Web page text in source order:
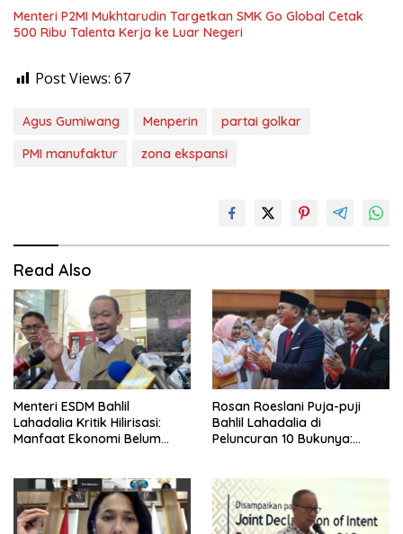
Menteri P2MI Mukhtarudin Targetkan SMK Go Global Cetak
500 Ribu Talenta Kerja ke Luar Negeri
Post Views: 67
Agus Gumiwang Menperin
partai golkar
PMI manufaktur
zona ekspansi
Read Also
Menteri ESDM Bahlil
Lahadalia Kritik Hilirisasi:
Manfaat Ekonomi Belum
Rosan Roeslani Puja-puji
Bahlil Lahadalia di
Peluncuran 10 Bukunya: